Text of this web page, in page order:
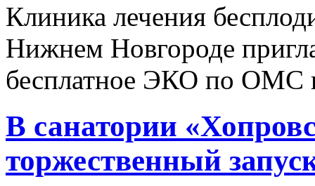
Клиника лечения
Нижнем Новгороде
бесплатное ЭКО по ОМС
В санатории
торжественный